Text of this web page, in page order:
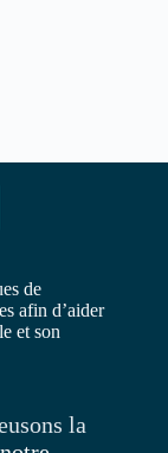
de
afin d’aider
et son
la